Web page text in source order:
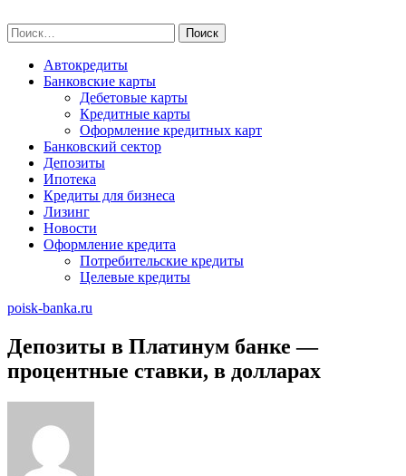
to
content
Найти:
Автокредиты
Банковские карты
Дебетовые карты
Кредитные карты
Оформление кредитных карт
Банковский сектор
Депозиты
Ипотека
Кредиты для бизнеса
Лизинг
Новости
Оформление кредита
Потребительские кредиты
Целевые кредиты
poisk-banka.ru
Депозиты в Платинум банке —
процентные ставки, в долларах